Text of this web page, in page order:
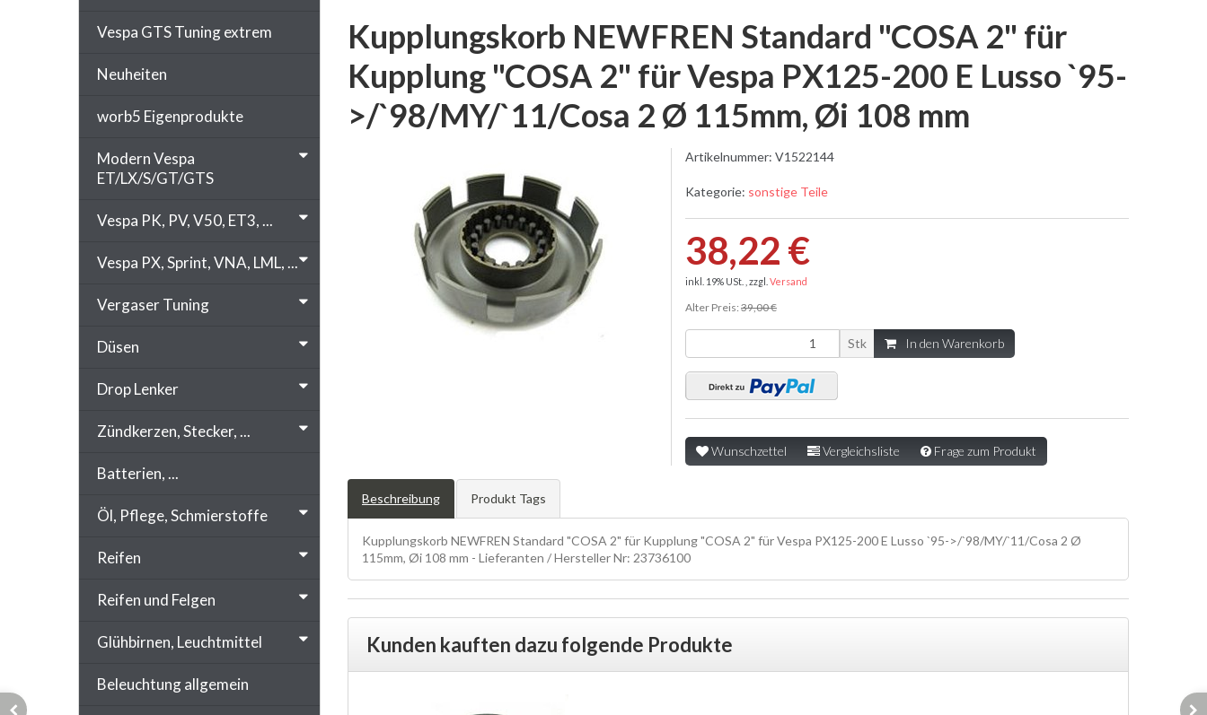
Kupplungskorb NEWFREN Standard "COSA 2" für
Kupplung "COSA 2" für Vespa PX125-200 E Lusso `95-
>/`98/MY/`11/Cosa 2 Ø 115mm, Øi 108 mm
Artikelnummer: V1522144
Kategorie: sonstige Teile
38,22 €
inkl. 19% USt. , zzgl. Versand
Alter Preis: 39,00 €
Stk In den Warenkorb
Wunschzettel Vergleichsliste Frage zum Produkt
Beschreibung Produkt Tags
Kupplungskorb NEWFREN Standard "COSA 2" für Kupplung "COSA 2" für Vespa PX125-200 E Lusso `95->/`98/MY/`11/Cosa 2 Ø
115mm, Øi 108 mm - Lieferanten / Hersteller Nr: 23736100
Kunden kauften dazu folgende Produkte
Vespa GTS Tuning extrem
Neuheiten
worb5 Eigenprodukte
Modern Vespa
ET/LX/S/GT/GTS
Vespa PK, PV, V50, ET3, ...
Vespa PX, Sprint, VNA, LML, ...
Vergaser Tuning
Düsen
Drop Lenker
Zündkerzen, Stecker, ...
Batterien, ...
Öl, Pflege, Schmierstoffe
Reifen
Reifen und Felgen
Glühbirnen, Leuchtmittel
Beleuchtung allgemein